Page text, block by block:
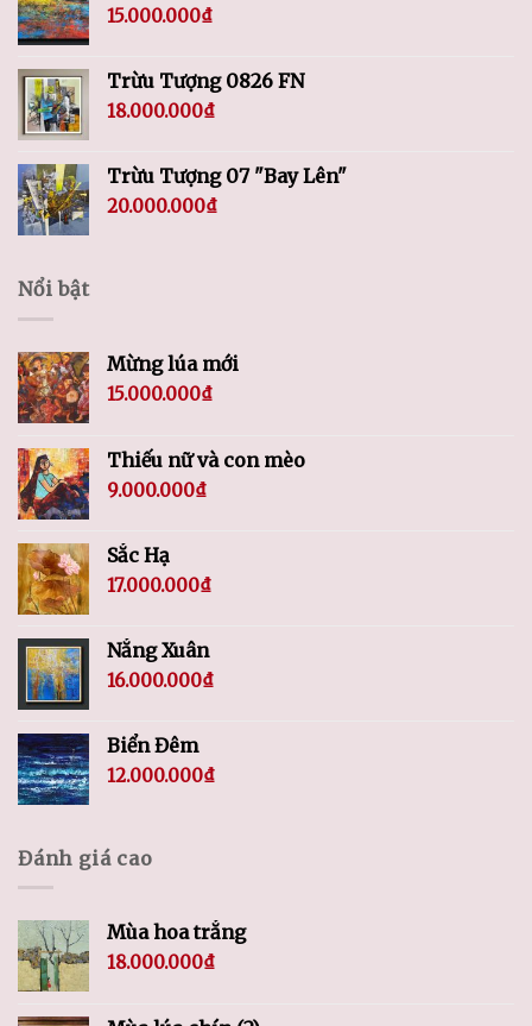
15.000.000₫
Trừu Tượng 0826 FN
18.000.000₫
Trừu Tượng 07 "Bay Lên"
20.000.000₫
Nổi bật
Mừng lúa mới
15.000.000₫
Thiếu nữ và con mèo
9.000.000₫
Sắc Hạ
17.000.000₫
Nắng Xuân
16.000.000₫
Biển Đêm
12.000.000₫
Đánh giá cao
Mùa hoa trắng
18.000.000₫